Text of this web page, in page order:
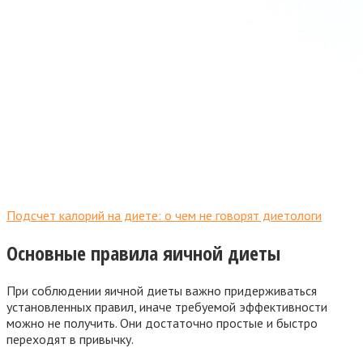
Подсчет калорий на диете: о чем не говорят диетологи
Основные правила яичной диеты
При соблюдении яичной диеты важно придерживаться
установленных правил, иначе требуемой эффективности
можно не получить. Они достаточно простые и быстро
переходят в привычку.